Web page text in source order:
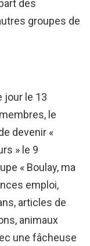
des
groupes de
jour le 13
le
devenir «
» le 9
« Boulay, ma
emploi,
articles de
animaux
une fâcheuse